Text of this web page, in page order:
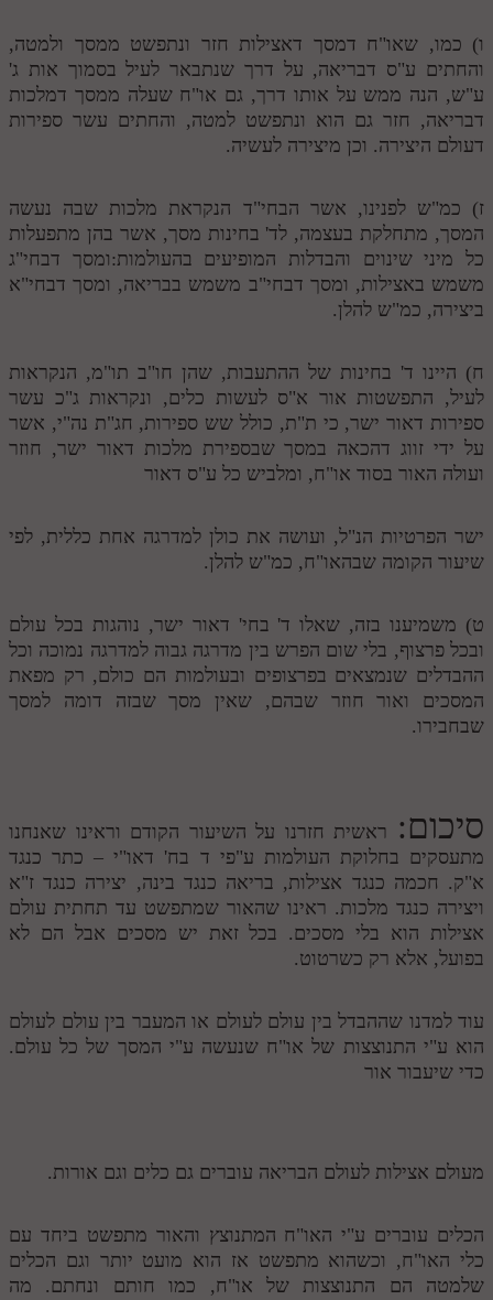
תלמוד עשר הספירות חלק א
תע"ס חלק ב' עיון
תע"ס חלק ג' עיון
תלמוד עשר הספירות חלק ד
תלמוד עשר הספירות חלק ה
תלמוד עשר הספירות חלק ו
תלמוד עשר הספירות חלק ז
תלמוד עשר הספירות חלק ח
תלמוד עשר הספירות חלק ט
תלמוד עשר הספירות חלק י
תלמוד עשר הספירות חלק יא
תלמוד עשר הספירות חלק יב
תלמוד עשר הספירות חלק יג
תלמוד עשר הספירות חלק יד
תלמוד עשר הספירות חלק טז
אודות האתר
בעל הסולם
אתר הבית
לאתר ספר הרב
דף היומי בזוהר הקדוש
ו) כמו, שאו"ח דמסך דאצילות חזר ונתפשט ממסך ולמטה,
והחתים ע"ס דבריאה, על דרך שנתבאר לעיל בסמוך אות ג'
ע"ש, הנה ממש על אותו דרך, גם או"ח שעלה ממסך דמלכות
דבריאה, חזר גם הוא ונתפשט למטה, והחתים עשר ספירות
דעולם היצירה. וכן מיצירה לעשיה.
ז) כמ"ש לפנינו, אשר הבחי"ד הנקראת מלכות שבה נעשה
המסך, מתחלקת בעצמה, לד' בחינות מסך, אשר בהן מתפעלות
כל מיני שינוים והבדלות המופיעים בהעולמות:ומסך דבחי"ג
משמש באצילות, ומסך דבחי"ב משמש בבריאה, ומסך דבחי"א
ביצירה, כמ"ש להלן.
ח) היינו ד' בחינות של ההתעבות, שהן חו"ב תו"מ, הנקראות
לעיל, התפשטות אור א"ס לעשות כלים, ונקראות ג"כ עשר
ספירות דאור ישר, כי ת"ת, כולל שש ספירות, חג"ת נה"י, אשר
על ידי זווג דהכאה במסך שבספירת מלכות דאור ישר, חוזר
ועולה האור בסוד או"ח, ומלביש כל ע"ס דאור
ישר הפרטיות הנ"ל, ועושה את כולן למדרגה אחת כללית, לפי
שיעור הקומה שבהאו"ח, כמ"ש להלן.
ט) משמיענו בזה, שאלו ד' בחי' דאור ישר, נוהגות בכל עולם
ובכל פרצוף, בלי שום הפרש בין מדרגה גבוה למדרגה נמוכה וכל
ההבדלים שנמצאים בפרצופים ובעולמות הם כולם, רק מפאת
המסכים ואור חוזר שבהם, שאין מסך שבזה דומה למסך
שבחבירו.
סיכום: ראשית חזרנו על השיעור הקודם וראינו שאנחנו
מתעסקים בחלוקת העולמות ע"פי ד בח' דאו"י – כתר כנגד
א"ק. חכמה כנגד אצילות, בריאה כנגד בינה, יצירה כנגד ז"א
ויצירה כנגד מלכות. ראינו שהאור שמתפשט עד תחתית עולם
אצילות הוא בלי מסכים. בכל זאת יש מסכים אבל הם לא
בפועל, אלא רק כשרטוט.
עוד למדנו שההבדל בין עולם לעולם או המעבר בין עולם לעולם
הוא ע"י התנוצצות של או"ח שנעשה ע"י המסך של כל עולם.
כדי שיעבור אור
מעולם אצילות לעולם הבריאה עוברים גם כלים וגם אורות.
הכלים עוברים ע"י האו"ח המתנוצץ והאור מתפשט ביחד עם
כלי האו"ח, וכשהוא מתפשט אז הוא מועט יותר וגם הכלים
שלמטה הם התנוצצות של או"ח, כמו חותם ונחתם. מה